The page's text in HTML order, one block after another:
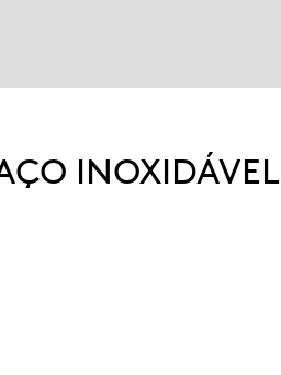
INOXIDÁVEL